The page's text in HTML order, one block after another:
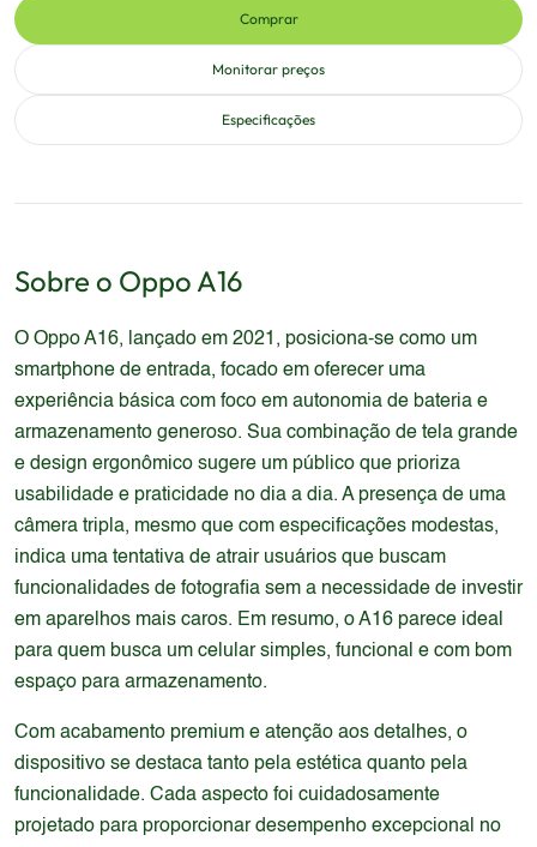
Comprar
Monitorar preços
Especificações
Sobre o Oppo A16
O Oppo A16, lançado em 2021, posiciona-se como um
smartphone de entrada, focado em oferecer uma
experiência básica com foco em autonomia de bateria e
armazenamento generoso. Sua combinação de tela grande
e design ergonômico sugere um público que prioriza
usabilidade e praticidade no dia a dia. A presença de uma
câmera tripla, mesmo que com especificações modestas,
indica uma tentativa de atrair usuários que buscam
funcionalidades de fotografia sem a necessidade de investir
em aparelhos mais caros. Em resumo, o A16 parece ideal
para quem busca um celular simples, funcional e com bom
espaço para armazenamento.
Com acabamento premium e atenção aos detalhes, o
dispositivo se destaca tanto pela estética quanto pela
funcionalidade. Cada aspecto foi cuidadosamente
projetado para proporcionar desempenho excepcional no